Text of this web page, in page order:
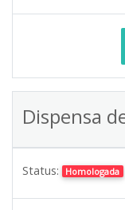
Dispensa
Status: Homologada